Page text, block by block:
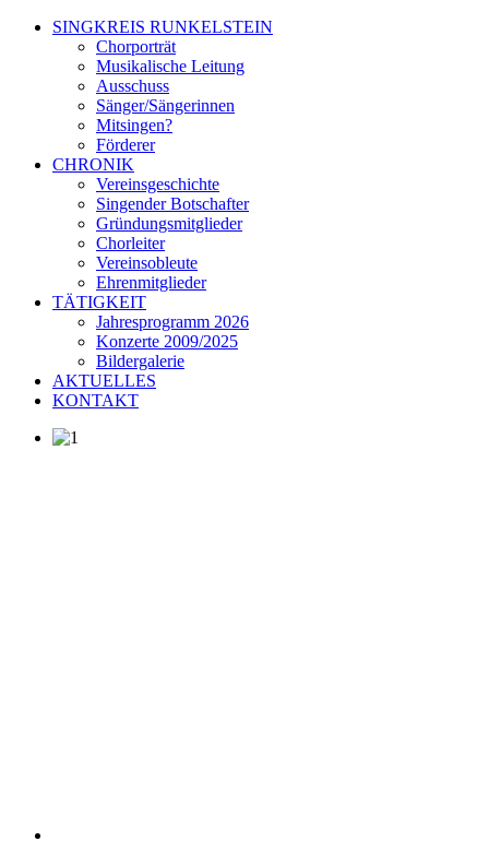
SINGKREIS RUNKELSTEIN
Chorporträt
Musikalische Leitung
Ausschuss
Sänger/Sängerinnen
Mitsingen?
Förderer
CHRONIK
Vereinsgeschichte
Singender Botschafter
Gründungsmitglieder
Chorleiter
Vereinsobleute
Ehrenmitglieder
TÄTIGKEIT
Jahresprogramm 2026
Konzerte 2009/2025
Bildergalerie
AKTUELLES
KONTAKT